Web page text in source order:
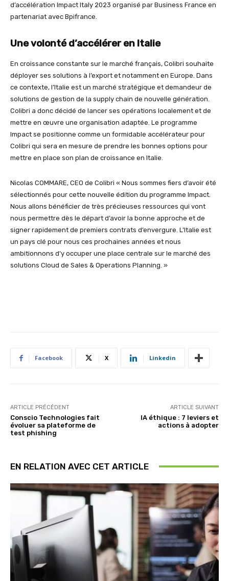
d’accélération Impact Italy 2023 organisé par Business France en
partenariat avec Bpifrance.
Une volonté d’accélérer en Italie
En croissance constante sur le marché français, Colibri souhaite
déployer ses solutions à l’export et notamment en Europe. Dans
ce contexte, l’Italie est un marché stratégique et demandeur de
solutions de gestion de la supply chain de nouvelle génération.
Colibri a donc décidé de lancer ses opérations localement et de
mettre en œuvre une organisation adaptée. Le programme
Impact se positionne comme un formidable accélérateur pour
Colibri qui sera en mesure de prendre les bonnes options pour
mettre en place son plan de croissance en Italie.
Nicolas COMMARE, CEO de Colibri « Nous sommes fiers d’avoir été
sélectionnés pour cette nouvelle édition du programme Impact.
Nous allons bénéficier de très précieuses ressources qui vont
nous permettre dès le départ d’avoir la bonne approche et de
signer rapidement de premiers contrats d’envergure. L’Italie est
un pays clé pour nous ces prochaines années et nous
ambitionnons d’y occuper une place centrale sur le marché des
solutions Cloud de Sales & Operations Planning. »
Facebook X Linkedin
ARTICLE PRÉCÉDENT
Conscio Technologies fait
évoluer sa plateforme de
test phishing
ARTICLE SUIVANT
IA éthique : 7 leviers et
actions à adopter
EN RELATION AVEC CET ARTICLE